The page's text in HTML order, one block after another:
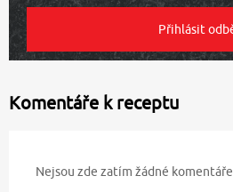
Komentáře k receptu
Nejsou zde zatím žádné komentáře.